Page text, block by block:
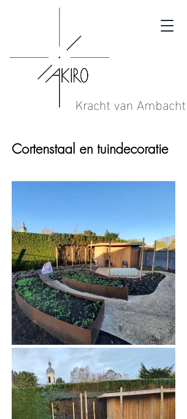
Kracht van Ambacht
Cortenstaal en tuindecoratie